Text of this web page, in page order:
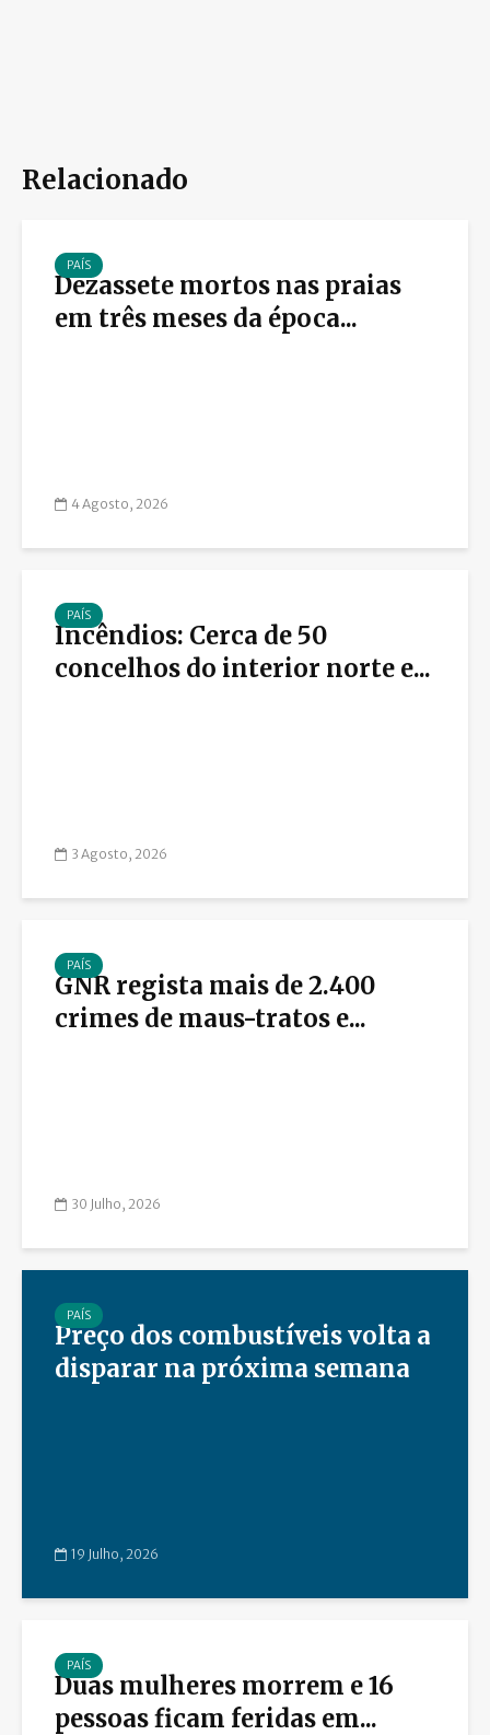
Relacionado
PAÍS
Dezassete mortos nas praias
em três meses da época...
4 Agosto, 2026
PAÍS
Incêndios: Cerca de 50
concelhos do interior norte e...
3 Agosto, 2026
PAÍS
GNR regista mais de 2.400
crimes de maus-tratos e...
30 Julho, 2026
PAÍS
Preço dos combustíveis volta a
disparar na próxima semana
19 Julho, 2026
PAÍS
Duas mulheres morrem e 16
pessoas ficam feridas em...